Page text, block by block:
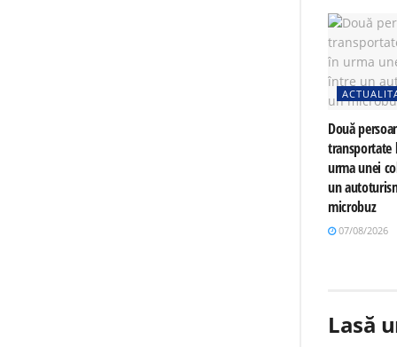
Două
transportate
urma unei
un
microbuz
07/08/2026
Lasă